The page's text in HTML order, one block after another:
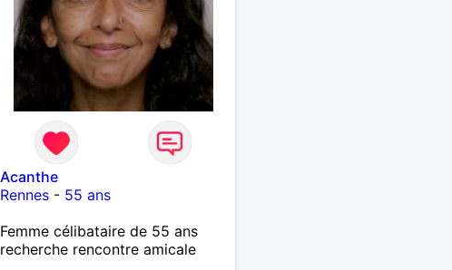
Acanthe
Rennes - 55 ans
Femme célibataire de 55 ans
recherche rencontre amicale